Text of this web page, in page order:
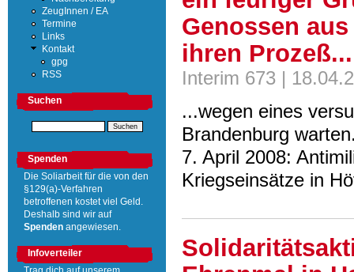
Genossen
ihren Prozeß...
Interim 673 |
...wegen eines
Brandenburg
7. April 2008:
Kriegseinsätze in
ZeugInnen / EA
Termine
Links
Kontakt
gpg
RSS
Suchen
Spenden
Die Soliarbeit für die von den
§129(a)-Verfahren
betroffenen kostet viel Geld.
Deshalb sind wir auf
Spenden angewiesen.
Infoverteiler